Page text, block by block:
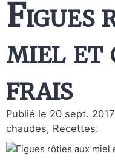
Figues
miel et
frais
Publié le 20 sept. 2017
chaudes, Recettes.